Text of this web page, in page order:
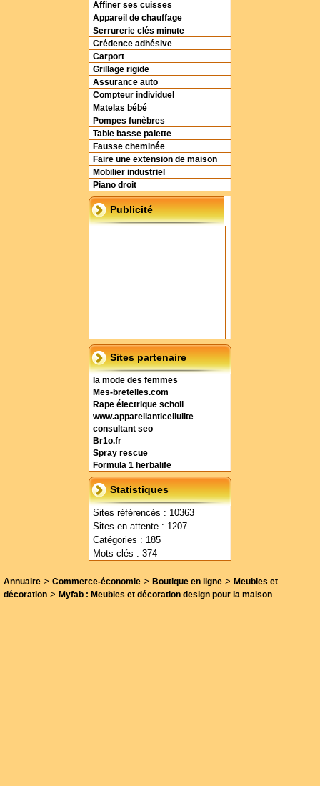
Affiner ses cuisses
Appareil de chauffage
Serrurerie clés minute
Crédence adhésive
Carport
Grillage rigide
Assurance auto
Compteur individuel
Matelas bébé
Pompes funèbres
Table basse palette
Fausse cheminée
Faire une extension de maison
Mobilier industriel
Piano droit
Publicité
Sites partenaire
la mode des femmes
Mes-bretelles.com
Rape électrique scholl
www.appareilanticellulite
consultant seo
Br1o.fr
Spray rescue
Formula 1 herbalife
Statistiques
Sites référencés : 10363
Sites en attente : 1207
Catégories : 185
Mots clés : 374
Annuaire > Commerce-économie > Boutique en ligne > Meubles et
décoration > Myfab : Meubles et décoration design pour la maison